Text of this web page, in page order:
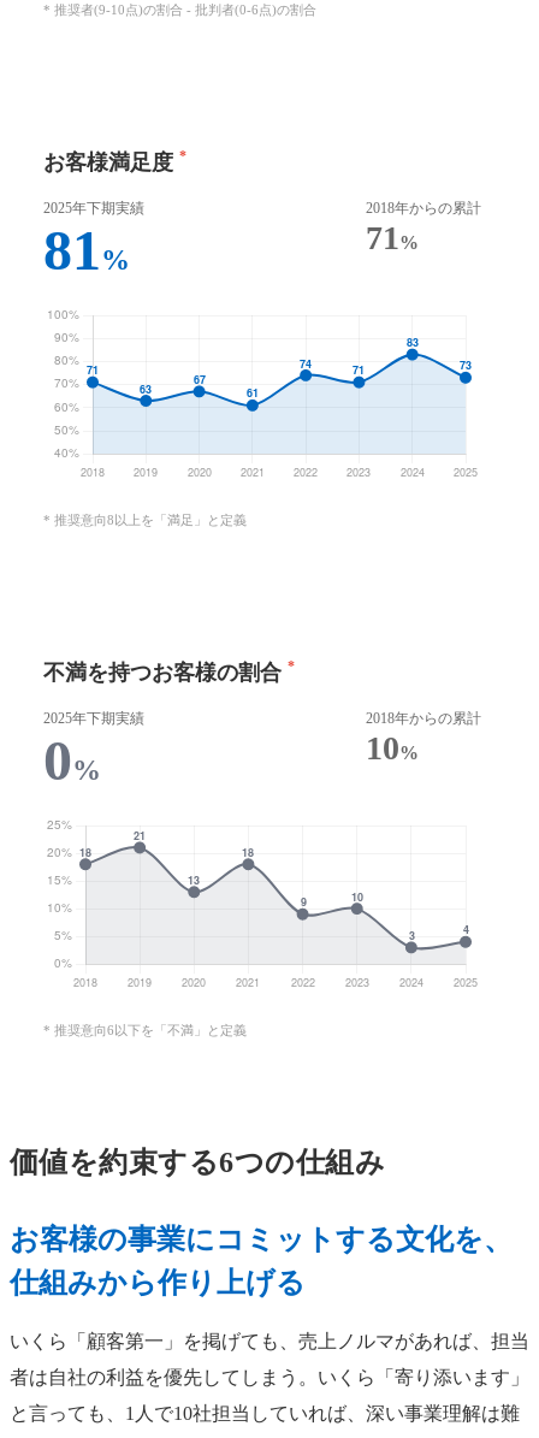
推奨者(9-10点)の割合 - 批判者(0-6点)の割合
お客様満足度 *
2025年下期実績
81%
2018年からの累計
71%
推奨意向8以上を「満足」と定義
不満を持つお客様の割合 *
2025年下期実績
0%
2018年からの累計
10%
推奨意向6以下を「不満」と定義
価値を約束する6つの仕組み
お客様の事業にコミットする文化を、
仕組みから作り上げる
いくら「顧客第一」を掲げても、売上ノルマがあれば、担当
者は自社の利益を優先してしまう。いくら「寄り添います」
と言っても、1人で10社担当していれば、深い事業理解は難